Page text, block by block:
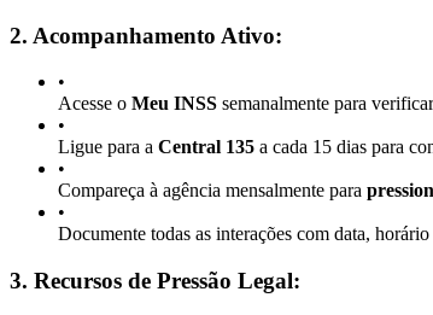
2. Acompanhamento Ativo:
•
Acesse o Meu INSS semanalmente para
•
Ligue para a Central 135 a cada 15 dias para
•
Compareça à agência mensalmente para
•
Documente todas as interações com data,
3. Recursos de Pressão Legal: